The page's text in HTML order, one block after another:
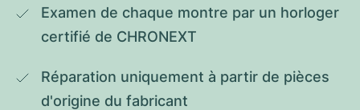
Examen de chaque montre par un horloger
certifié de CHRONEXT
Réparation uniquement à partir de pièces
d'origine du fabricant